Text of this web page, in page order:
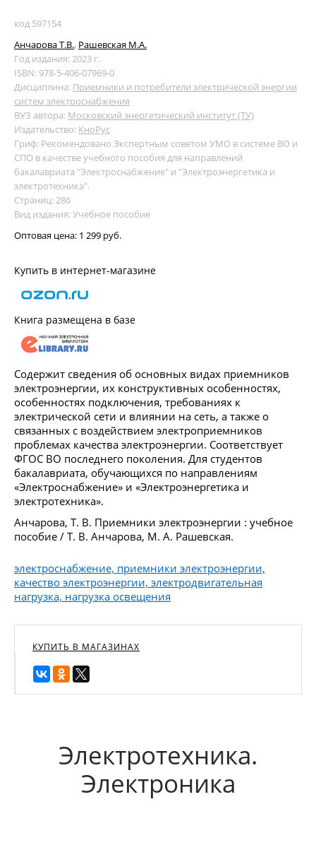
код 597154
Анчарова Т.В., Рашевская М.А.
Год издания: 2023 г.
ISBN: 978-5-406-07969-0
Дисциплина: Приемники и потребители электрической энергии
систем электроснабжения
ВУЗ автора: Московский энергетический институт (ТУ)
Издательство: КноРус
Гриф: Рекомендовано Экспертным советом УМО в системе ВО и
СПО в качестве учебного пособия для направлений
бакалавриата "Электроснабжение" и "Электроэнергетика и
электротехника".
Страниц: 286
Вид издания: Учебное пособие
Оптовая цена: 1 299 руб.
Купить в интернет-магазине
Книга размещена в базе
Содержит сведения об основных видах приемников
электроэнергии, их конструктивных особенностях,
особенностях подключения, требованиях к
электрической сети и влиянии на сеть, а также о
связанных с воздействием электроприемников
проблемах качества электроэнергии. Соответствует
ФГОС ВО последнего поколения. Для студентов
бакалавриата, обучающихся по направлениям
«Электроснабжение» и «Электроэнергетика и
электротехника».
Анчарова, Т. В. Приемники электроэнергии : учебное
пособие / Т. В. Анчарова, М. А. Рашевская.
электроснабжение, приемники электроэнергии,
качество электроэнергии, электродвигательная
нагрузка, нагрузка освещения
КУПИТЬ В МАГАЗИНАХ
Электротехника.
Электроника